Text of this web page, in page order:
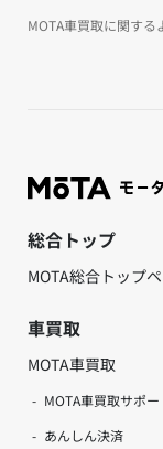
MOTA車買取に関する
総合トップ
MOTA総合トップ
車買取
MOTA車買取
MOTA車買取サポー
あんしん決済